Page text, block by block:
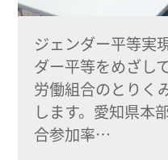
ジェンダー平等
ダー平等をめざし
労働組合のとりく
します。愛知県本
合参加率…